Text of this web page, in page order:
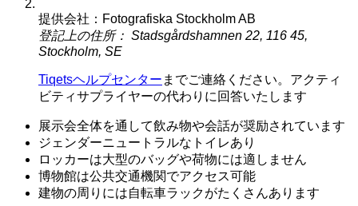
提供会社：Fotografiska Stockholm AB
登記上の住所： Stadsgårdshamnen 22, 116 45,
Stockholm, SE
Tiqetsヘルプセンター までご連絡ください。アクティ
ビティサプライヤーの代わりに回答いたします
展示会全体を通して飲み物や会話が奨励されています
ジェンダーニュートラルなトイレあり
ロッカーは大型のバッグや荷物には適しません
博物館は公共交通機関でアクセス可能
建物の周りには自転車ラックがたくさんあります